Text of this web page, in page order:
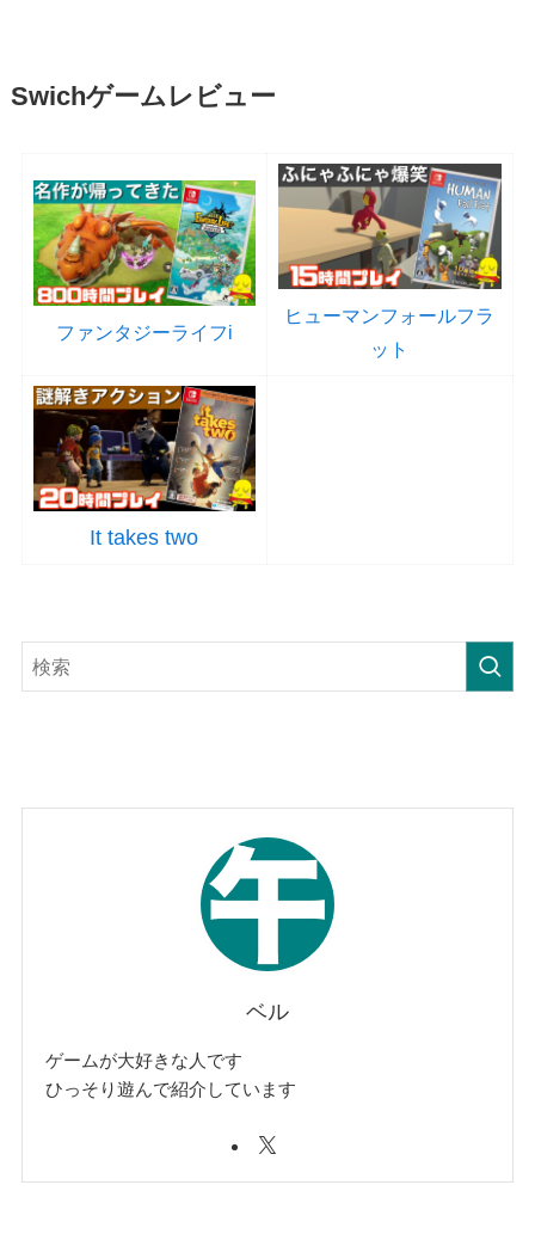
Swichゲームレビュー
ファンタジーライフi
ヒューマンフォールフラ
ット
It takes two
ベル
ゲームが大好きな人です
ひっそり遊んで紹介しています